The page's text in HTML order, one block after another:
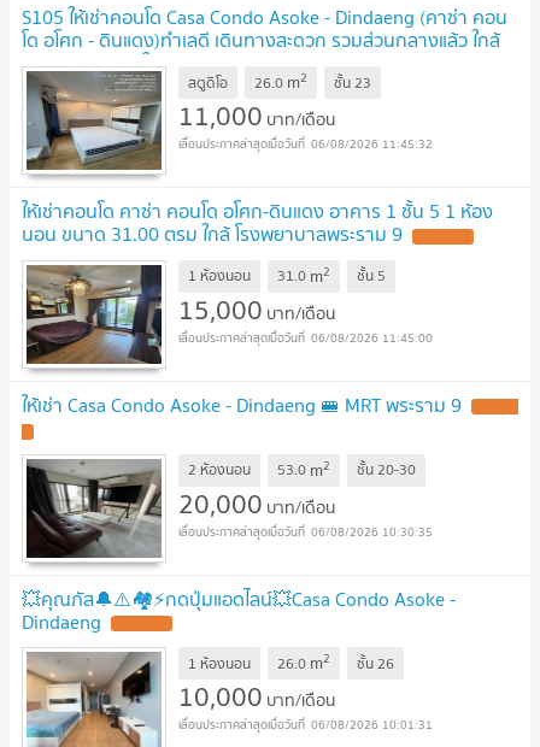
S105 ให้เช่าคอนโด Casa Condo Asoke - Dindaeng (คาซ่า คอน
โด อโศก - ดินแดง)ทำเลดี เดินทางสะดวก รวมส่วนกลางแล้ว ใกล้
MRT พระราม 9 ใกล้ ศูนย์การค้า
สตูดิโอ 26.0 m2 ชั้น23
11,000 บาท/เดือน
06/08/2026 11:45:32
ให้เช่าคอนโด คาซ่า คอนโด อโศก-ดินแดง อาคาร 1 ชั้น 5 1 ห้อง
นอน ขนาด 31.00 ตรม ใกล้ โรงพยาบาลพระราม 9
1 ห้องนอน 31.0 m2 ชั้น 5
15,000 บาท/เดือน
06/08/2026 11:45:00
ให้เช่า Casa Condo Asoke - Dindaeng 🚝 MRT พระราม 9
2 ห้องนอน 53.0 m2 ชั้น20-30
20,000 บาท/เดือน
06/08/2026 10:30:35
💥คุณภัส🔔⚠️🏘️⚡️กดปุ่มแอดไลน์💥Casa Condo Asoke -
Dindaeng
1 ห้องนอน 26.0 m2 ชั้น26
10,000 บาท/เดือน
06/08/2026 10:01:31